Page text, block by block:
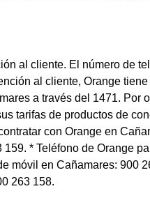
al cliente. El número de
al cliente, Orange
a través del 1471. Por
tarifas de productos de
con Orange en
* Teléfono de Orange
móvil en Cañamares: 900
263 158.